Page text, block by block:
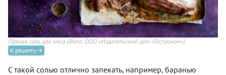
Пряная соль для мяса (Фото: ООО «Издательский дом «Гастроном»)
К рецепту
С такой солью отлично запекать, например, баранью